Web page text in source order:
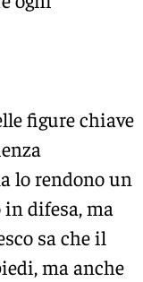
figure chiave
lo rendono un
difesa, ma
sa che il
ma anche